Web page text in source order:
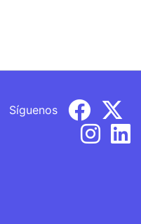
Síguenos